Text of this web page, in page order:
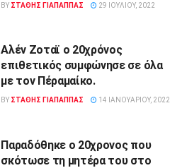
BY ΣΤΑΘΗΣ ΓΊΑΠΑΠΠΑΣ 29 ΙΟΥΛΊΟΥ, 2022
Αλέν Ζοταϊ ο 20χρόνος
επιθετικός συμφώνησε σε όλα
με τον Πέραμαίκο.
BY ΣΤΑΘΗΣ ΓΊΑΠΑΠΠΑΣ 14 ΙΑΝΟΥΑΡΊΟΥ, 2022
Παραδόθηκε ο 20χρονος που
σκότωσε τη μητέρα του στο